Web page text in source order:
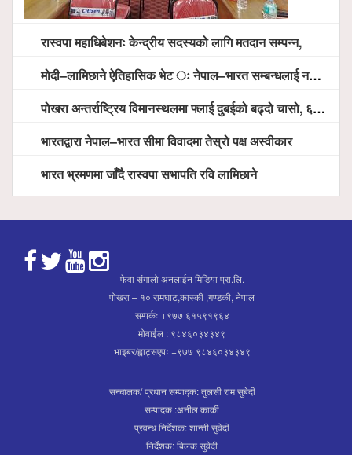
रास्वपा महाधिबेशनः केन्द्रीय सदस्यको लागि मतदान सम्पन्न,
मोदी–लामिछाने ऐतिहासिक भेट ः नेपाल–भारत सम्बन्धलाई नयाँ उचाइमा पु¥याउने साझा प्रतिबद्धता
पोखरा अन्तर्राष्ट्रिय विमानस्थलमा फ्लाई दुबईको बढ्दो चासो, ६ घण्टा लामो प्राविधिक निरीक्षणपछि दैनिक उडानको ढोका खुल्दै
भारतद्वारा नेपाल–भारत सीमा विवादमा तेस्रो पक्ष अस्वीकार
भारत भ्रमणमा जाँदै रास्वपा सभापति रवि लामिछाने
फेवा संगालो अनलाईन मिडिया प्रा.लि.
पोखरा – १० रामघाट,कास्की ,गण्डकी, नेपाल
सम्पर्कः +९७७ ६१५९१९६४
मोवाईल : ९८४६०३४३४९
भाइबर/ह्वाट्सएपः +९७७ ९८४६०३४३४९
सन्चालक/ प्रधान सम्पाद्क: तुलसी राम सुबेदी
सम्पादक :अनील कार्की
प्रवन्ध निर्देशक: शान्ती सुवेदी
निर्देशक: बिलक सुवेदी